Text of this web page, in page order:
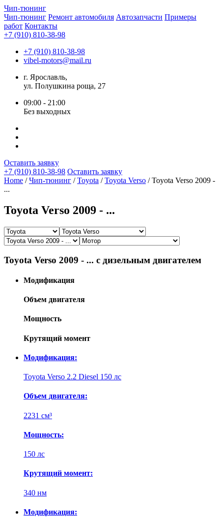
Чип-тюнинг
Чип-тюнинг Ремонт автомобиля Автозапчасти Примеры
работ Контакты
+7 (910) 810-38-98
+7 (910) 810-38-98
vibel-motors@mail.ru
г. Ярославль,
ул. Полушкина роща, 27
09:00 - 21:00
Без выходных
Оставить заявку
+7 (910) 810-38-98 Оставить заявку
Home /Чип-тюнинг /Toyota /Toyota Verso / Toyota Verso 2009 -
...
Toyota Verso 2009 - ...
Toyota Verso 2009 - ... с дизельным двигателем
Модификация
Объем двигателя
Мощность
Крутящий момент
Модификация:
Toyota Verso 2.2 Diesel 150 лс
Объем двигателя:
2231 см³
Мощность:
150 лс
Крутящий момент:
340 нм
Модификация: